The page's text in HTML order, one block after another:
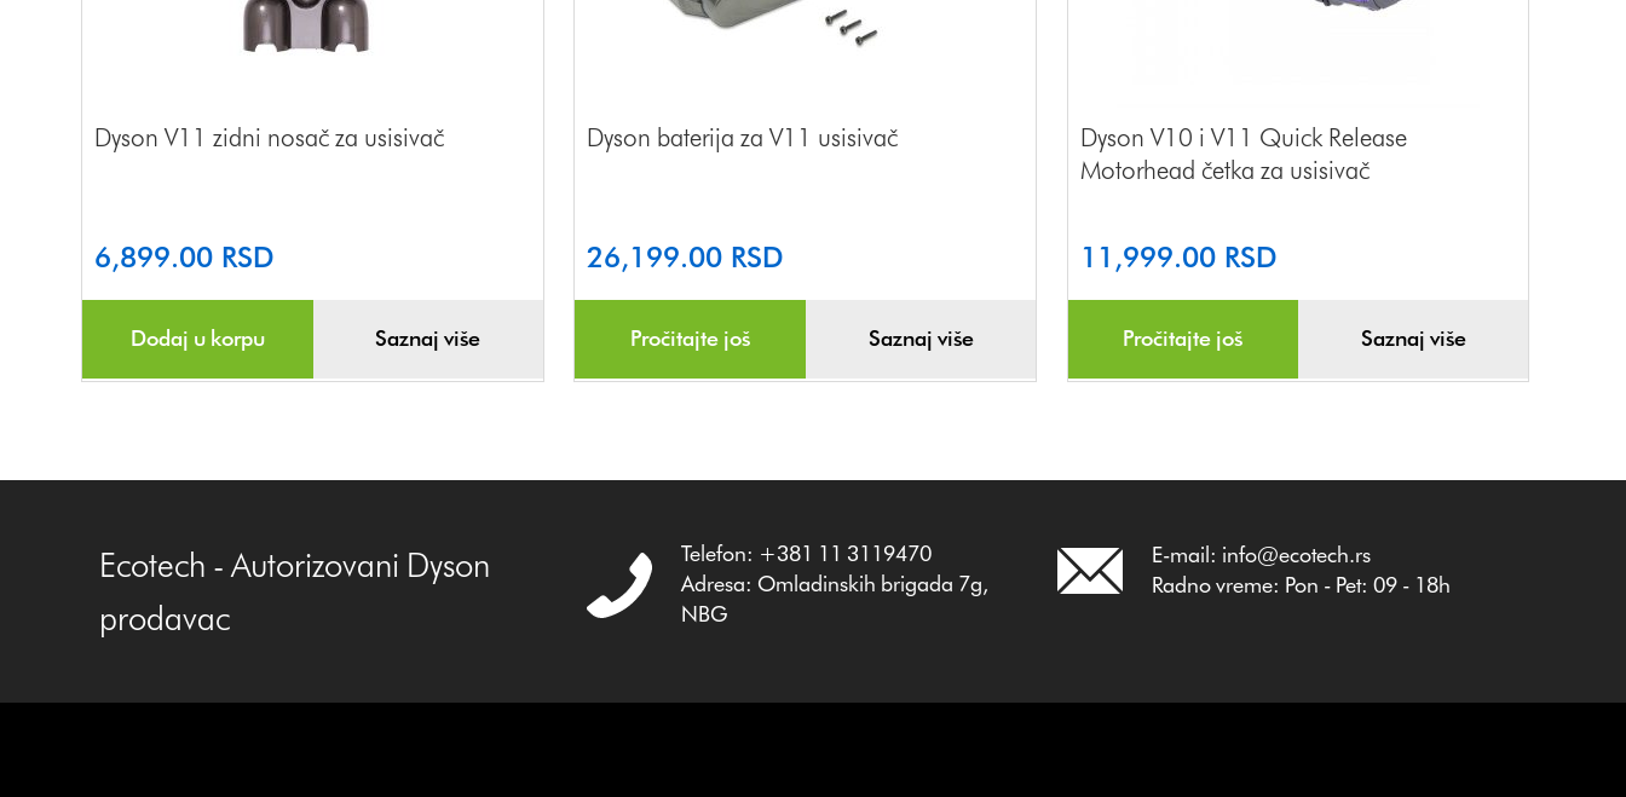
Dyson V11 zidni nosač za usisivač
6,899.00 RSD
Dodaj u korpu Saznaj više
Dyson baterija za V11 usisivač
26,199.00 RSD
Pročitajte još Saznaj više
Dyson V10 i V11 Quick Release
Motorhead četka za usisivač
11,999.00 RSD
Pročitajte još Saznaj više
Ecotech - Autorizovani Dyson
prodavac
Telefon: +381 11 3119470
Adresa: Omladinskih brigada 7g,
NBG
E-mail: info@ecotech.rs
Radno vreme: Pon - Pet: 09 - 18h